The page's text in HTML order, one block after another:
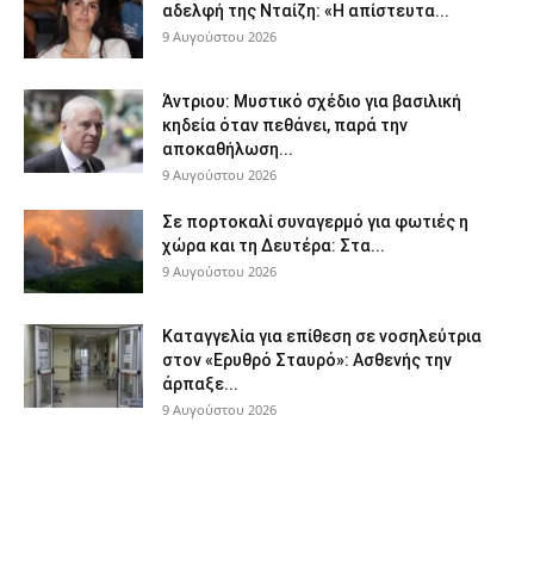
αδελφή της Νταίζη: «Η απίστευτα...
9 Αυγούστου 2026
Άντριου: Μυστικό σχέδιο για βασιλική
κηδεία όταν πεθάνει, παρά την
αποκαθήλωση...
9 Αυγούστου 2026
Σε πορτοκαλί συναγερμό για φωτιές η
χώρα και τη Δευτέρα: Στα...
9 Αυγούστου 2026
Καταγγελία για επίθεση σε νοσηλεύτρια
στον «Ερυθρό Σταυρό»: Ασθενής την
άρπαξε...
9 Αυγούστου 2026